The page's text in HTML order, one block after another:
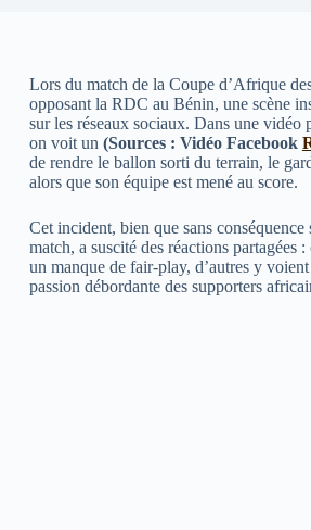
Lors du match de la Coupe d’Afrique
opposant la RDC au Bénin, une scène
sur les réseaux sociaux. Dans une vidéo
on voit un (Sources : Vidéo Facebook
de rendre le ballon sorti du terrain, le
alors que son équipe est mené au score.
Cet incident, bien que sans
match, a suscité des réactions partagées
un manque de fair-play, d’autres y
passion débordante des supporters